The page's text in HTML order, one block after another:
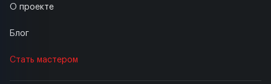
О проекте
Блог
Стать мастером